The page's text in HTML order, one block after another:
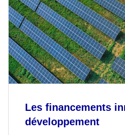
Les financements
développement